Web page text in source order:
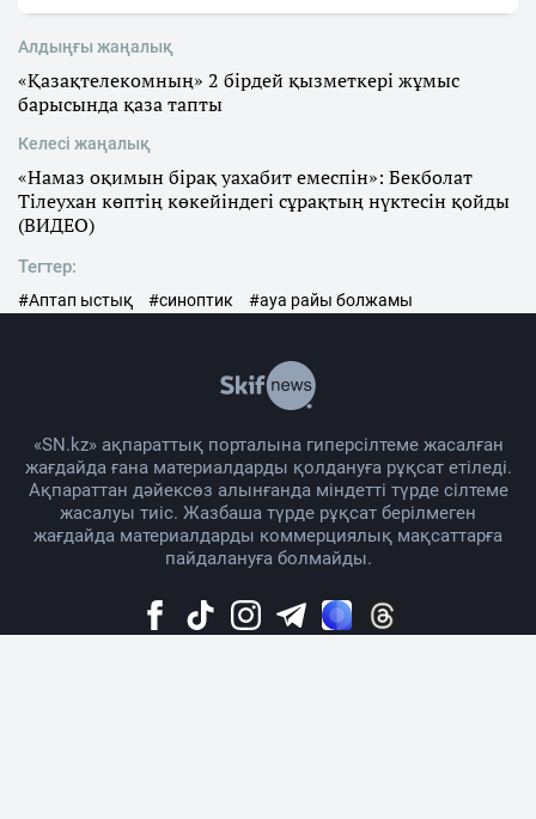
Алдыңғы жаңалық
«Қазақтелекомның» 2 бірдей қызметкері жұмыс
барысында қаза тапты
Келесі жаңалық
«Намаз оқимын бірақ уахабит емеспін»: Бекболат
Тілеухан көптің көкейіндегі сұрақтың нүктесін қойды
(ВИДЕО)
Тегтер:
#Аптап ыстық #синоптик #ауа райы болжамы
«SN.kz» ақпараттық порталына гиперсілтеме жасалған
жағдайда ғана материалдарды қолдануға рұқсат етіледі.
Ақпараттан дәйексөз алынғанда міндетті түрде сілтеме
жасалуы тиіс. Жазбаша түрде рұқсат берілмеген
жағдайда материалдарды коммерциялық мақсаттарға
пайдалануға болмайды.